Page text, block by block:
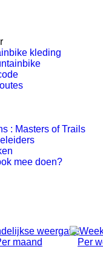
kleding
: Masters of Trails
mee doen?
maand Per